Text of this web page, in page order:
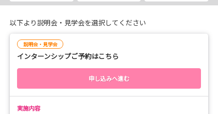
以下より説明会・見学会を選択してください
説明会・見学会
インターンシップご予約はこちら
申し込みへ進む
実施内容